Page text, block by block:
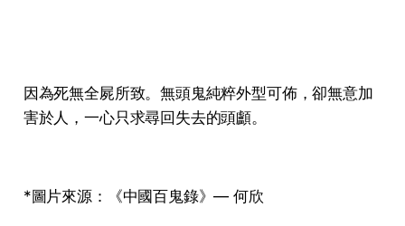
因為死無全屍所致。無頭鬼純粹外型可佈，卻無意加
害於人，一心只求尋回失去的頭顱。
*圖片來源：《中國百鬼錄》— 何欣